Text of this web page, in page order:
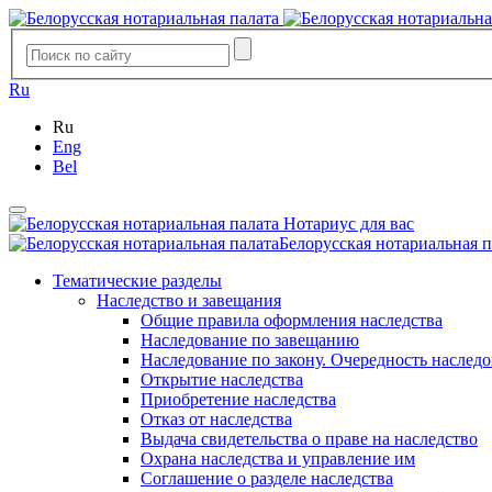
Ru
Ru
Eng
Bel
Нотариус для вас
Белорусская нотариальная
Тематические разделы
Наследство и завещания
Общие правила оформления наследства
Наследование по завещанию
Наследование по закону. Очередность
Открытие наследства
Приобретение наследства
Отказ от наследства
Выдача свидетельства о праве на наследство
Охрана наследства и управление им
Соглашение о разделе наследства